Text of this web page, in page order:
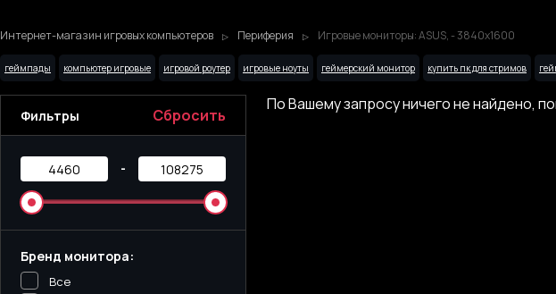
Интернет-магазин игровых компьютеров Периферия Игровые мониторы: ASUS, - 3840x1600
геймпады компьютер игровые игровой роутер игровые ноуты геймерский монитор купить пк для стримов
Фильтры Сбросить
-
Бренд монитора:
Все
По Вашему запросу ничего не найдено,